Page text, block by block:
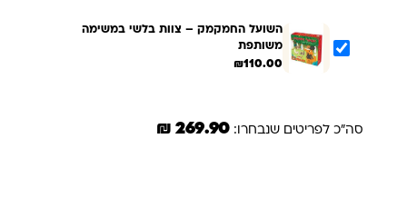
השועל החמקמק – צוות בלשי במשימה
משותפת
₪110.00
סה"כ לפריטים שנבחרו: 269.90 ₪